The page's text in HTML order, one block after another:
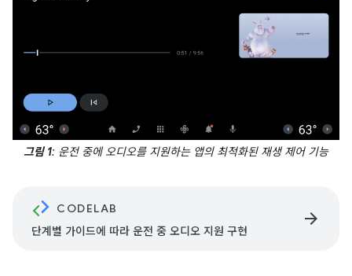
그림 1: 운전 중에 오디오를 지원하는 앱의 최적화된 재생 제어 기능
CODELAB
단계별 가이드에 따라 운전 중 오디오 지원 구현
arrow_forward